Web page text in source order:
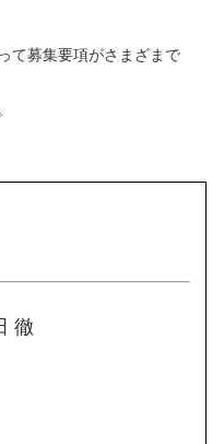
て募集要項がさまざまで
徹